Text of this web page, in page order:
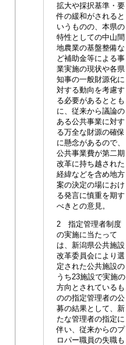
拡大や採択基準・要
件の緩和がされると
いうものの、本県の
特性としての中山間
地農業の基盤整備な
ど補助金等による事
業実施の現状や各県
知事の一般財源化に
対する動向を考慮す
る必要があるととも
に、従来から議論の
ある公共事業に対す
る万全な財源の確保
に懸念があるので、
公共事業費が第二期
改革に持ち越された
経緯などを含め地方
案の決定の場におけ
る発言に慎重を期す
べきとの意見。
2 指定管理者制度
の実施に当たって
は、新潟県公共施設
改革委員会により選
定された公共施設の
うち23施設で実施の
方向とされているも
のの指定管理者の公
募の結果として、新
たな管理者の指定に
伴い、従来からのプ
ロパー職員の失職も